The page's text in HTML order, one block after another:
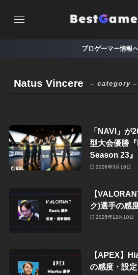
プロゲーマー情報
Natus Vincere – category –
「NAVI」が
型大会優勝
Season 23』
2026年3月16日
【
ク)選手の感
2025年12月10日
【APEX】
の感度・設